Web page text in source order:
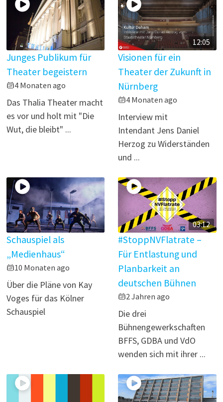
e
o
Junges Publikum für
Theater begeistern
4 Monaten ago
Das Thalia Theater macht
es vor und holt mit "Die
Wut, die bleibt" ...
12:05
Visionen für ein
Theater der Zukunft in
Nürnberg
4 Monaten ago
Interview mit
Intendant Jens Daniel
Herzog zu Widerständen
und ...
Schauspiel als
„Medienhaus“
10 Monaten ago
Über die Pläne von Kay
Voges für das Kölner
Schauspiel
03:12
#StoppNVFlatrate –
Für Entlastung und
Planbarkeit an
deutschen Bühnen
2 Jahren ago
Die drei
Bühnengewerkschaften
BFFS, GDBA und VdO
wenden sich mit ihrer ...